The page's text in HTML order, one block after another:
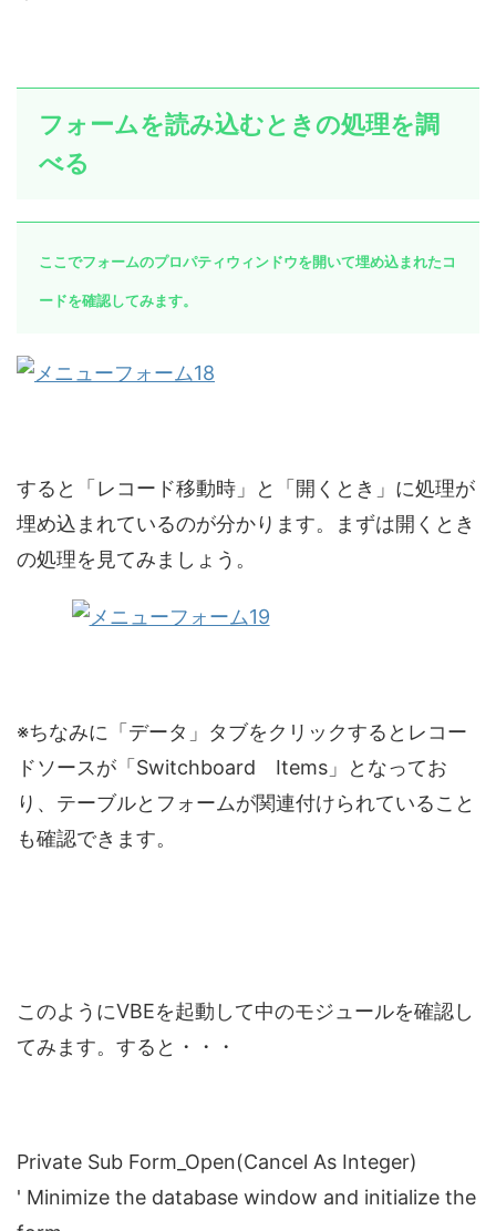
フォームを読み込むときの処理を調
べる
ここでフォームのプロパティウィンドウを開いて埋め込まれたコ
ードを確認してみます。
すると「レコード移動時」と「開くとき」に処理が
埋め込まれているのが分かります。まずは開くとき
の処理を見てみましょう。
※ちなみに「データ」タブをクリックするとレコー
ドソースが「Switchboard Items」となってお
り、テーブルとフォームが関連付けられていること
も確認できます。
このようにVBEを起動して中のモジュールを確認し
てみます。すると・・・
Private Sub Form_Open(Cancel As Integer)
' Minimize the database window and initialize the